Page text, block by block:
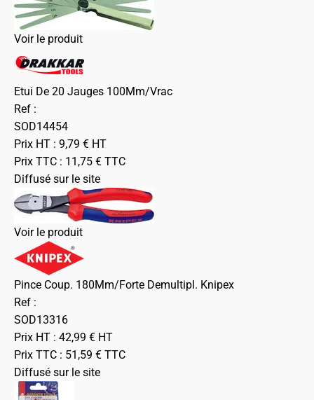
Voir le produit
Etui De 20 Jauges 100Mm/Vrac
Ref :
SOD14454
Prix HT : 9,79 € HT
Prix TTC : 11,75 € TTC
Diffusé sur le site
Voir le produit
Pince Coup. 180Mm/Forte Demultipl. Knipex
Ref :
SOD13316
Prix HT : 42,99 € HT
Prix TTC : 51,59 € TTC
Diffusé sur le site